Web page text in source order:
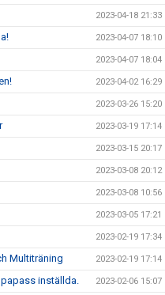
2023-04-18 21:33
2023-04-07 18:10
2023-04-07 18:04
2023-04-02 16:29
2023-03-26 15:20
2023-03-19 17:14
2023-03-15 20:17
2023-03-08 20:12
2023-03-08 10:56
2023-03-05 17:21
2023-02-19 17:34
Multiträning 2023-02-19 17:14
inställda. 2023-02-06 15:07